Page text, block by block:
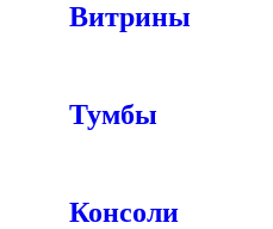
Витрины
Тумбы
Консоли